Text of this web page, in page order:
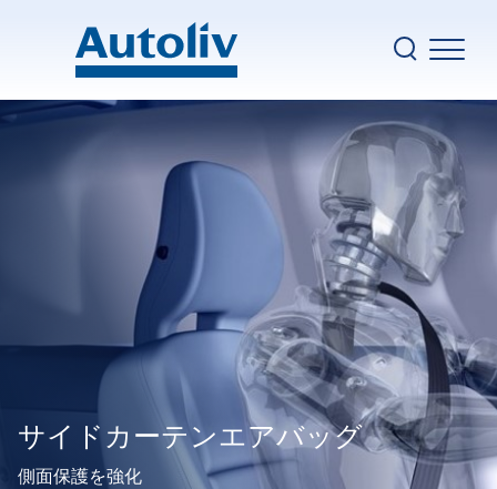
企業情報
安全ソリューション
BACK
エアバッグ
BACK
ベルヌーイ助手席エアバッグ
フロントセンターエアバッグ
サイドカーテンエアバッグ
ステアリングホイール
インフレータとイニシエータ
テキスタイル
商用車ソリューション
モータサイクルと自転車
歩行者保護
電気的安全に関するソリューション
サステナビリティ
イノベーション
Top nav
Autoliv.com
サイドカーテンエアバッグ
側面保護を強化